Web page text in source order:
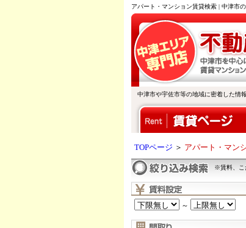
アパート・マンション賃貸検索 | 中津市
中津市や宇佐市等の地域に密着した情
TOPページ ＞ アパート・マン
※賃料、こ
～